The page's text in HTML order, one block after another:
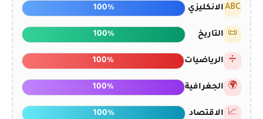
ABC الانكليزي 100%
📜 التاريخ 100%
➗ الرياضيات 100%
🌍 الجغرافية 100%
📈 الاقتصاد 100%